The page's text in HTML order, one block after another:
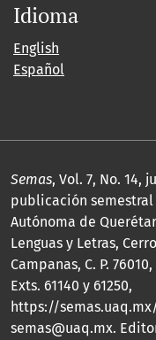
Idioma
English
Español
Semas, Vol. 7, No. 14,
publicación
Autónoma de
Lenguas y Letras,
Campanas, C. P.
Exts. 61140 y 61250,
https://
semas@uaq.mx.